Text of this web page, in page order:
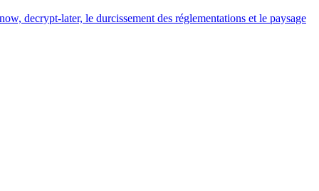
decrypt-later, le durcissement des réglementations et le paysage